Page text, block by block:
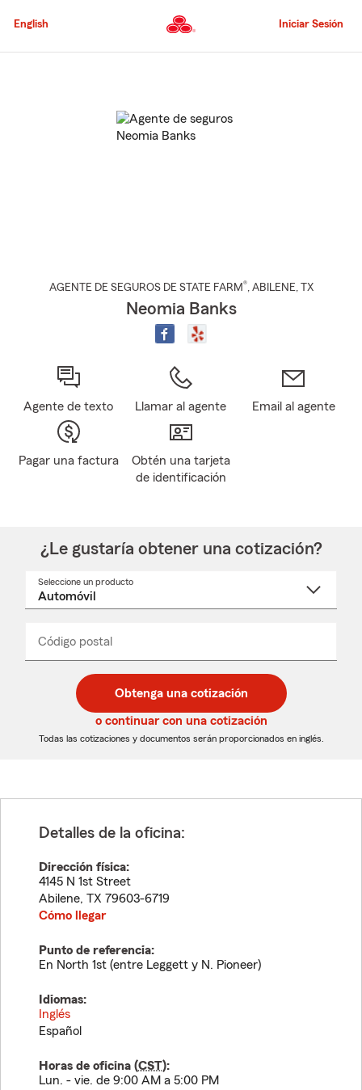
al
principal
English Iniciar Sesión
AGENTE DE SEGUROS DE STATE FARM®, ABILENE, TX
Neomia Banks
Agente de texto Llamar al agente Email al agente
Pagar una factura
Obtén una tarjeta
de identificación
¿Le gustaría obtener una cotización?
Seleccione un producto
desplegable
Código postal
de
5
dígitos
de
5
dígitos
_____
Obtenga una cotización
o continuar con una cotización
Todas las cotizaciones y documentos serán proporcionados en inglés.
Detalles de la oficina:
Dirección física:
4145 N 1st Street
Abilene, TX 79603-6719
Cómo llegar
Punto de referencia:
En North 1st (entre Leggett y N. Pioneer)
Idiomas:
Inglés
Español
Horas de oficina (CST):
Lun. - vie. de 9:00 AM a 5:00 PM